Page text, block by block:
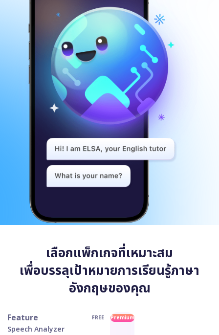
เลือกแพ็กเกจที่เหมาะสม
เพื่อบรรลุเป้าหมายการเรียนรู้ภาษา
อังกฤษของคุณ
Feature FREE Premium
Speech Analyzer